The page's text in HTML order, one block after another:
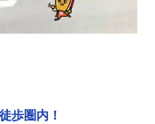
歩圏内！